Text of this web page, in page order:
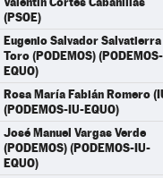
(PSOE)
Eugenio Salvador Salvatierra
Toro (PODEMOS)
EQUO)
Rosa María Fabián Romero
(PODEMOS-IU-EQUO)
José Manuel Vargas Verde
(PODEMOS) (PODEMOS-IU-
EQUO)